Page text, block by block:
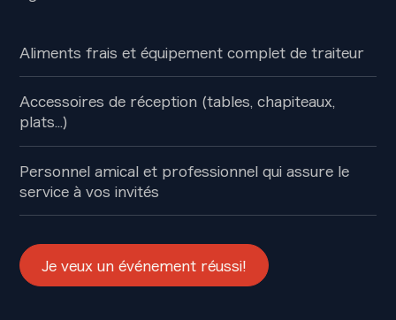
Aliments frais et équipement complet de traiteur
Accessoires de réception (tables, chapiteaux,
plats...)
Personnel amical et professionnel qui assure le
service à vos invités
Je veux un événement réussi!